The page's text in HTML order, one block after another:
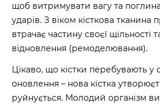
щоб витримувати вагу та
ударів. З віком кісткова
втрачає частину своєї щільності
відновлення (ремоделювання).
Цікаво, що кістки перебувають у
оновлення – нова кістка
руйнується. Молодий організм